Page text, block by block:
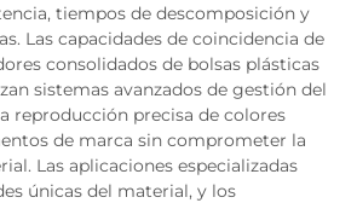
tiempos de descomposición y
Las capacidades de coincidencia de
consolidados de bolsas plásticas
sistemas avanzados de gestión del
reproducción precisa de colores
de marca sin comprometer la
Las aplicaciones especializadas
únicas del material, y los